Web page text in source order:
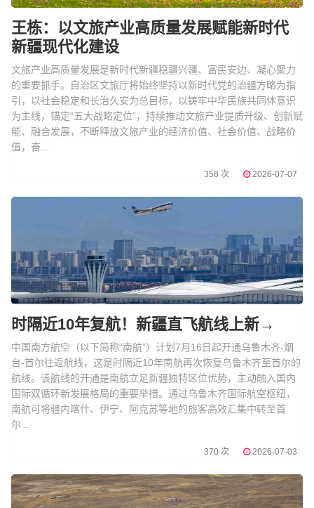
王栋：以文旅产业高质量发展赋能新时代
新疆现代化建设
文旅产业高质量发展是新时代新疆稳疆兴疆、富民安边、凝心聚力
的重要抓手。自治区文旅厅将始终坚持以新时代党的治疆方略为指
引，以社会稳定和长治久安为总目标，以铸牢中华民族共同体意识
为主线，锚定“五大战略定位”，持续推动文旅产业提质升级、创新赋
能、融合发展，不断释放文旅产业的经济价值、社会价值、战略价
值，奋...
358 次 2026-07-07
时隔近10年复航！新疆直飞航线上新→
中国南方航空（以下简称“南航”）计划7月16日起开通乌鲁木齐-烟
台-首尔往返航线，这是时隔近10年南航再次恢复乌鲁木齐至首尔的
航线。该航线的开通是南航立足新疆独特区位优势，主动融入国内
国际双循环新发展格局的重要举措。通过乌鲁木齐国际航空枢纽，
南航可将疆内喀什、伊宁、阿克苏等地的旅客高效汇集中转至首
尔...
370 次 2026-07-03